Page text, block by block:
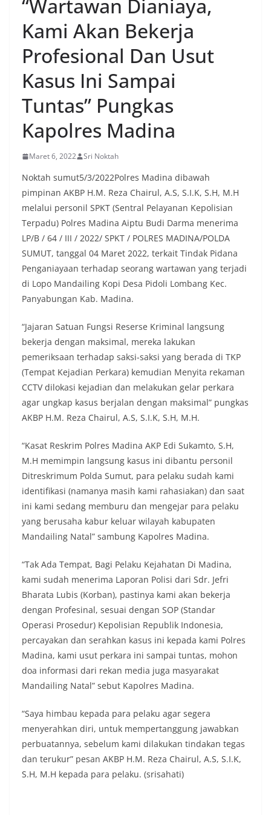
oleh warga, yang sebagian besar tengah bersiap
menyambut momentum HUT Kemerdekaan RI
dengan berbagai persiapan di lingkungan
masing-masing.‎Dalam dialog yang berlangsung
akrab, Bhabinkamtibmas menyapa warga,
menanyakan kondisi keamanan dan kenyamanan
lingkungan tempat tinggal, serta membuka ruang
komunikasi dua arah agar warga dapat
menyampaikan keluhan maupun informasi terkait
situasi kamtibmas di sekitar mereka.‎‎‎Salah satu
poin utama yang disampaikan dalam kegiatan
sambang ini adalah imbauan kepada warga untuk
bukan setengah tiang, sebagai bentuk
penghormatan dan rasa cinta tanah air
Petugas mengingatkan bahwa pemasangan
bendera dengan benar merupakan salah satu
wujud nyata partisipasi masyarakat dalam
memperingati hari bersejarah bangsa
warga agar mulai mempersiapkan dan memasang
bendera Merah Putih di depan rumah masing-
masing secara penuh. Ini adalah bentuk
penghormatan kita bersama terhadap
perjuangan para pahlawan yang telah merebut
berdialog dengan warga.‎‎Ia juga menambahkan
agar warga memperhatikan kondisi bendera yang
akan dikibarkan, memastikan bendera dalam
keadaan bersih, tidak sobek, dan layak untuk
dikibarkan sebagai simbol kehormatan
negara.‎‎‎Selain menyampaikan imbauan terkait
bendera, kegiatan sambang DDS ini juga
dimanfaatkan sebagai sarana deteksi dini (early
keamanan dan ketertiban masyarakat
(Kamtibmas) di lingkungan tempat tinggal warga.
Melalui interaksi langsung tersebut,
Bhabinkamtibmas dapat menghimpun informasi
awal terkait situasi sosial, potensi kerawanan,
maupun hal-hal yang dapat mengganggu
kondusivitas wilayah, khususnya menjelang
perayaan HUT Kemerdekaan RI yang biasanya
diwarnai dengan berbagai kegiatan dan
diharapkan potensi gangguan keamanan dapat
diantisipasi sejak awal sehingga situasi di
Kelurahan Sunggal tetap terjaga aman, tertib,
dan kondusif hingga puncak perayaan HUT
Kemerdekaan RI berlangsung.‎‎Wujud Kedekatan
Polri dengan Masyarakat‎Kegiatan sambang Door
to Door System ini merupakan salah satu bentuk
implementasi program Polri Presisi yang
mengedepankan kehadiran dan kedekatan
personel Kepolisian dengan masyarakat. Melalui
kegiatan semacam ini, Bhabinkamtibmas tidak
dan imbauan, tetapi juga sebagai mitra
masyarakat dalam menjaga keamanan lingkungan
secara bersama-sama.‎‎Kehadiran
Bhabinkamtibmas di tengah-tengah warga
diharapkan dapat semakin mempererat
hubungan kemitraan antara Polri dan
masyarakat, sekaligus membangun kesadaran
“Wartawan Dianiaya,
Kami Akan Bekerja
Profesional Dan Usut
Kasus Ini Sampai
Tuntas” Pungkas
Kapolres Madina
Maret 6, 2022 Sri Noktah
Noktah sumut5/3/2022Polres Madina dibawah
pimpinan AKBP H.M. Reza Chairul, A.S, S.I.K, S.H, M.H
melalui personil SPKT (Sentral Pelayanan Kepolisian
Terpadu) Polres Madina Aiptu Budi Darma menerima
LP/B / 64 / III / 2022/ SPKT / POLRES MADINA/POLDA
SUMUT, tanggal 04 Maret 2022, terkait Tindak Pidana
Penganiayaan terhadap seorang wartawan yang terjadi
di Lopo Mandailing Kopi Desa Pidoli Lombang Kec.
Panyabungan Kab. Madina.
“Jajaran Satuan Fungsi Reserse Kriminal langsung
bekerja dengan maksimal, mereka lakukan
pemeriksaan terhadap saksi-saksi yang berada di TKP
(Tempat Kejadian Perkara) kemudian Menyita rekaman
CCTV dilokasi kejadian dan melakukan gelar perkara
agar ungkap kasus berjalan dengan maksimal” pungkas
AKBP H.M. Reza Chairul, A.S, S.I.K, S.H, M.H.
“Kasat Reskrim Polres Madina AKP Edi Sukamto, S.H,
M.H memimpin langsung kasus ini dibantu personil
Ditreskrimum Polda Sumut, para pelaku sudah kami
identifikasi (namanya masih kami rahasiakan) dan saat
ini kami sedang memburu dan mengejar para pelaku
yang berusaha kabur keluar wilayah kabupaten
Mandailing Natal” sambung Kapolres Madina.
“Tak Ada Tempat, Bagi Pelaku Kejahatan Di Madina,
kami sudah menerima Laporan Polisi dari Sdr. Jefri
Bharata Lubis (Korban), pastinya kami akan bekerja
dengan Profesinal, sesuai dengan SOP (Standar
Operasi Prosedur) Kepolisian Republik Indonesia,
percayakan dan serahkan kasus ini kepada kami Polres
Madina, kami usut perkara ini sampai tuntas, mohon
doa informasi dari rekan media juga masyarakat
Mandailing Natal” sebut Kapolres Madina.
“Saya himbau kepada para pelaku agar segera
menyerahkan diri, untuk mempertanggung jawabkan
perbuatannya, sebelum kami dilakukan tindakan tegas
dan terukur” pesan AKBP H.M. Reza Chairul, A.S, S.I.K,
S.H, M.H kepada para pelaku. (srisahati)